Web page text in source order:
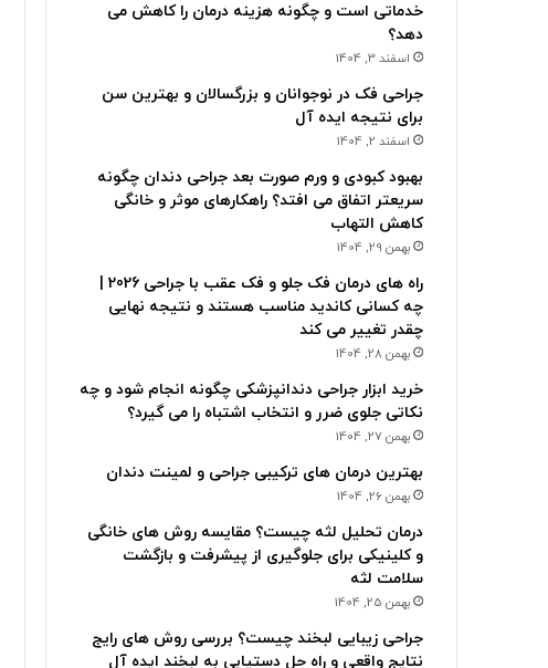
خدماتی است و چگونه هزینه درمان را کاهش می
دهد؟
اسفند 3, 1404
جراحی فک در نوجوانان و بزرگسالان و بهترین سن
برای نتیجه ایده آل
اسفند 2, 1404
بهبود کبودی و ورم صورت بعد جراحی دندان چگونه
سریعتر اتفاق می افتد؟ راهکارهای موثر و خانگی
کاهش التهاب
بهمن 29, 1404
چه کسانی کاندید مناسب هستند و نتیجه نهایی
چقدر تغییر می کند
بهمن 28, 1404
خرید ابزار جراحی دندانپزشکی چگونه انجام شود و چه
نکاتی جلوی ضرر و انتخاب اشتباه را می گیرد؟
بهمن 27, 1404
بهترین درمان های ترکیبی جراحی و لمینت دندان
بهمن 26, 1404
درمان تحلیل لثه چیست؟ مقایسه روش های خانگی
و کلینیکی برای جلوگیری از پیشرفت و بازگشت
سلامت لثه
بهمن 25, 1404
جراحی زیبایی لبخند چیست؟ بررسی روش های رایج
نتایج واقعی و راه حل دستیابی به لبخند ایده آل